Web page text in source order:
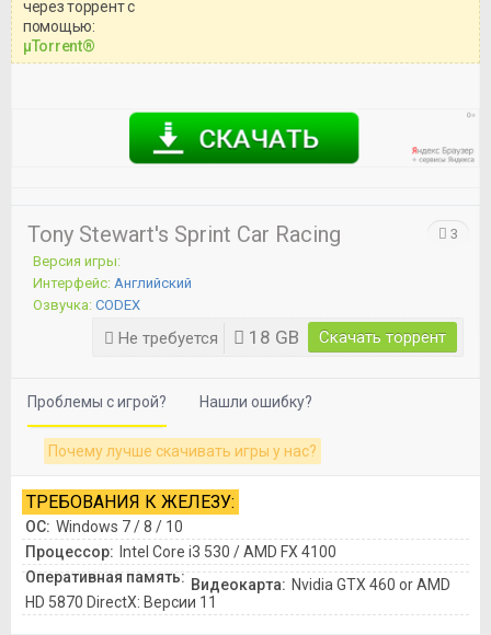
системными требованиями и
через торрент с
помощью:
μTorrent®
Tony Stewart's Sprint Car Racing
Версия игры:
Интерфейс: Английский
Озвучка: CODEX
Не требуется 18 GB Скачать торрент
3
Проблемы с игрой? Нашли ошибку?
Почему лучше скачивать игры у нас?
ТРЕБОВАНИЯ К ЖЕЛЕЗУ:
ОС: Windows 7 / 8 / 10
Процессор: Intel Core i3 530 / AMD FX 4100
Оперативная память: Видеокарта: Nvidia GTX 460 or AMD
HD 5870 DirectX: Версии 11